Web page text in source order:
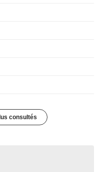
consultés